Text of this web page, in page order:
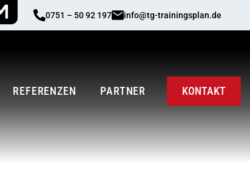
0751 – 50 92 197 info@tg-trainingsplan.de
REFERENZEN PARTNER KONTAKT